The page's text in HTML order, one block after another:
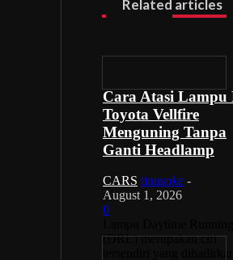
Related articles
Cara Atasi Lampu
Toyota Vellfire
Menguning Tanpa
Ganti Headlamp
CARS tinusoke -
August 1, 2026
0
(DRL) merupakan ciri